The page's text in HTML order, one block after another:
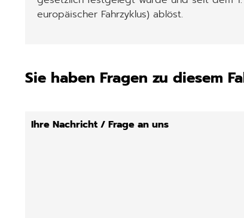
europäischer Fahrzyklus) ablöst.
Sie haben Fragen zu diesem